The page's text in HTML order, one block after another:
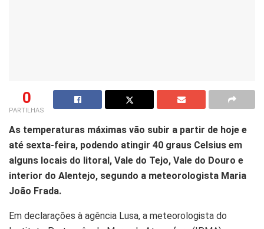
0
PARTILHAS
As temperaturas máximas vão subir a partir de hoje e
até sexta-feira, podendo atingir 40 graus Celsius em
alguns locais do litoral, Vale do Tejo, Vale do Douro e
interior do Alentejo, segundo a meteorologista Maria
João Frada.
Em declarações à agência Lusa, a meteorologista do